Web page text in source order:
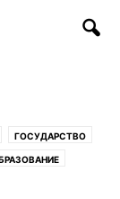
ГОСУДАРСТВО